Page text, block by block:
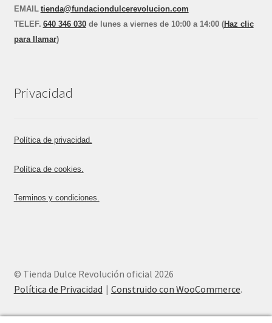
EMAIL tienda@fundaciondulcerevolucion.com
TELEF. 640 346 030de lunes a viernes de 10:00 a 14:00 (Haz clic
para llamar)
Privacidad
Política de privacidad.
Política de cookies.
Terminos y condiciones.
© Tienda Dulce Revolución oficial 2026
Política de Privacidad
Construido con WooCommerce.